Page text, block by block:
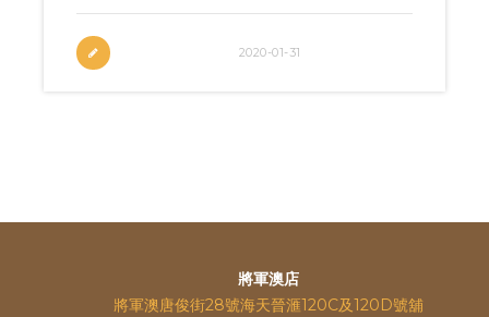
2020-01-31
將軍澳店
將軍澳唐俊街28號海天晉滙120C及120D號舖